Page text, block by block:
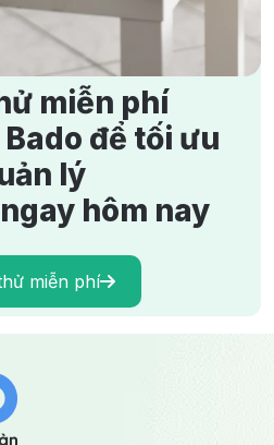
miễn phí
để tối ưu
lý
hôm nay
miễn phí